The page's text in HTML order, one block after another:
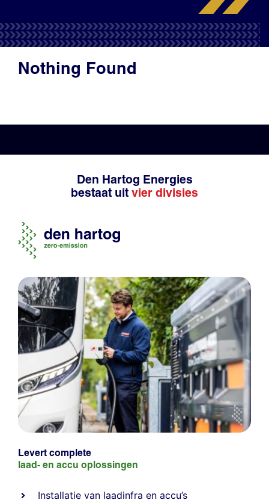
Nothing Found
Den Hartog Energies
bestaat uit vier divisies
Levert complete
laad- en accu oplossingen
Installatie van laadinfra en accu’s